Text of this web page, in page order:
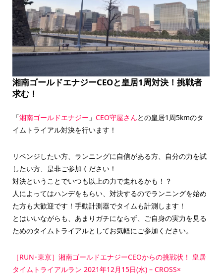
湘南ゴールドエナジーCEOと皇居1周対決！挑戦者
求む！
「湘南ゴールドエナジー 」 CEO守屋さんとの皇居1周5kmのタ
イムトライアル対決を行います！
リベンジしたい方、ランニングに自信がある方、自分の力を試
したい方、是非ご参加ください！
対決ということでいつも以上の力で走れるかも！？
人によってはハンデをもらい、対決するのでランニングを始め
た方も大歓迎です！手動計測器でタイムも計測します！
とはいいながらも、あまりガチにならず、ご自身の実力を見る
ためのタイムトライアルとしてお気軽にご参加ください。
［RUN･東京］湘南ゴールドエナジーCEOからの挑戦状！ 皇居
タイムトライアルラン 2021年12月15日(水) – CROSS×